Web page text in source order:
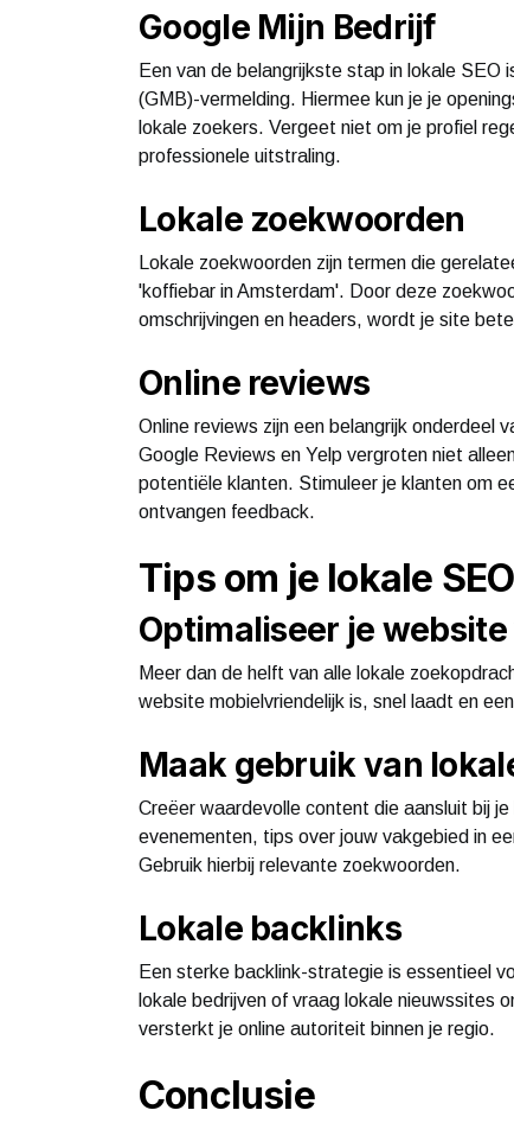
Google Mijn Bedrijf
Een van de belangrijkste stap in lokale SEO
(GMB)-vermelding. Hiermee kun je je
lokale zoekers. Vergeet niet om je profiel
professionele uitstraling.
Lokale zoekwoorden
Lokale zoekwoorden zijn termen die
'koffiebar in Amsterdam'. Door deze
omschrijvingen en headers, wordt je site
Online reviews
Online reviews zijn een belangrijk onderdeel
Google Reviews en Yelp vergroten niet
potentiële klanten. Stimuleer je klanten om
ontvangen feedback.
Tips om je lokale
Optimaliseer je
Meer dan de helft van alle lokale
website mobielvriendelijk is, snel laadt en
Maak gebruik van
Creëer waardevolle content die aansluit bij
evenementen, tips over jouw vakgebied in
Gebruik hierbij relevante zoekwoorden.
Lokale backlinks
Een sterke backlink-strategie is essentieel
lokale bedrijven of vraag lokale nieuwssites
versterkt je online autoriteit binnen je regio.
Conclusie